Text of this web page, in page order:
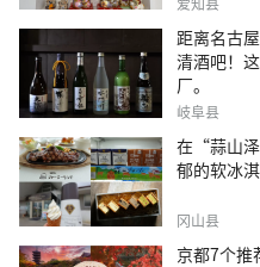
距离名古
清酒吧！
厂。
岐阜县
在“蒜山
郁的软冰淇
冈山县
京都7个推